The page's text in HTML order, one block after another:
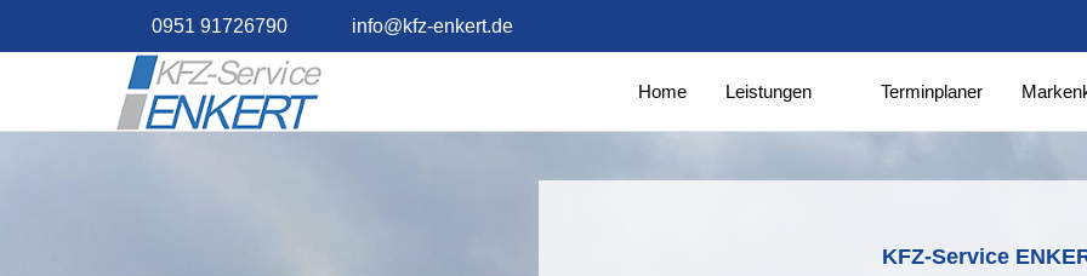
0951 91726790 info@kfz-enkert.de
Home Leistungen Terminplaner
KFZ-Service